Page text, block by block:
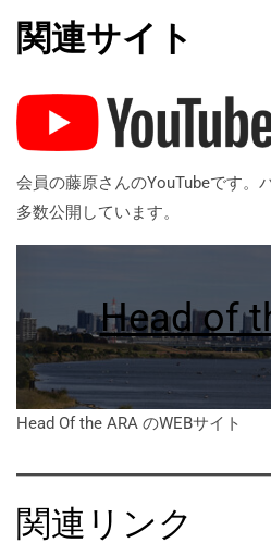
関連サイト
会員の藤原さんのYouTubeです。
多数公開しています。
Head of
Head Of the ARA のWEBサイト
関連リンク